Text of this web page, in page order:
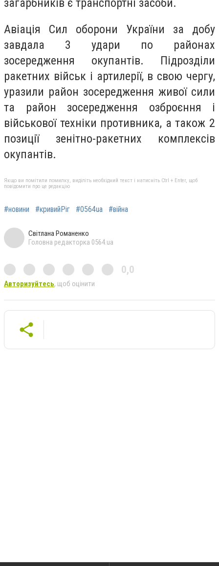
загарбників є транспортні засоби.
Авіація Сил оборони України за добу
завдала 3 удари по районах
зосередження окупантів. Підрозділи
ракетних військ і артилерії, в свою чергу,
уразили район зосередження живої сили
та район зосередження озброєння і
військової техніки противника, а також 2
позиції зенітно-ракетних комплексів
окупантів.
Якщо ви помітили помилку, виділіть необхідний текст і натисніть Ctrl + Enter, щоб
повідомити про це редакцію
#новини #кривийРіг #0564ua #війна
Світлана Романенко
Головна редакторка 0564.ua
0,0
Авторизуйтесь, щоб оцінити